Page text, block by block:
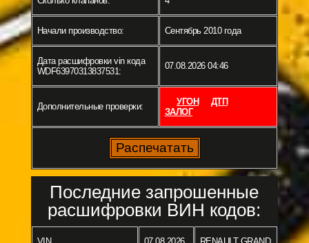
Начали производство: Сентябрь 2010 года
Дата расшифровки vin кода
WDF63970313837531:
07.08.2026 04:46
Дополнительные проверки: УГОН
ДТП
ЗАЛОГ
Последние запрошенные
расшифровки ВИН кодов: